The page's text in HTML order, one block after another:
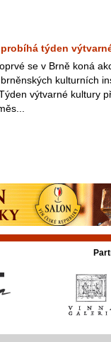
probíhá týden
se v Brně koná
kulturních
výtvarné kultury